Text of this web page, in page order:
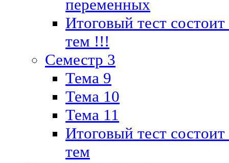
переменных
Итоговый тест
тем !!!
Семестр 3
Тема 9
Тема 10
Тема 11
Итоговый тест
тем